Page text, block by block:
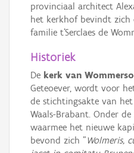
provinciaal architect
het kerkhof bevindt zich
familie t’Serclaes de
Historiek
De kerk van
Geteoever, wordt voor
de stichtingsakte van
Waals-Brabant. Onder
waarmee het nieuwe
bevond zich "Wolmeris,